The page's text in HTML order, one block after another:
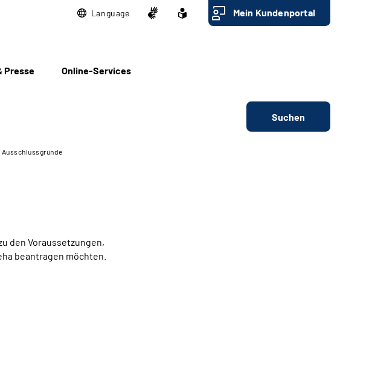
Language Mein Kundenportal
Presse Online-Services
Suchen
Ausschlussgründe
den Voraussetzungen,
beantragen möchten.